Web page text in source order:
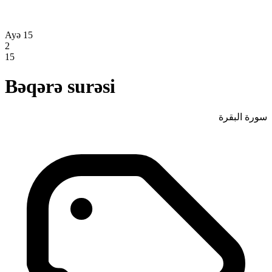
Ayə 15
2
15
Bəqərə surəsi
سورة البقرة